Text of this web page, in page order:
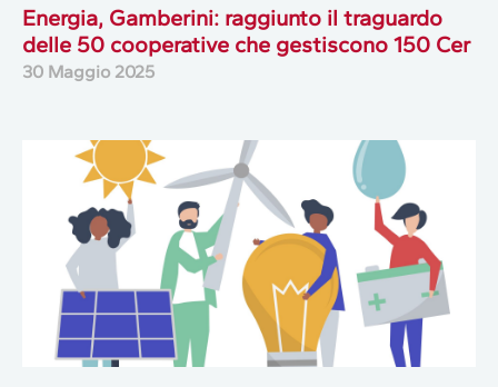
Energia, Gamberini: raggiunto il traguardo
delle 50 cooperative che gestiscono 150 Cer
30 Maggio 2025